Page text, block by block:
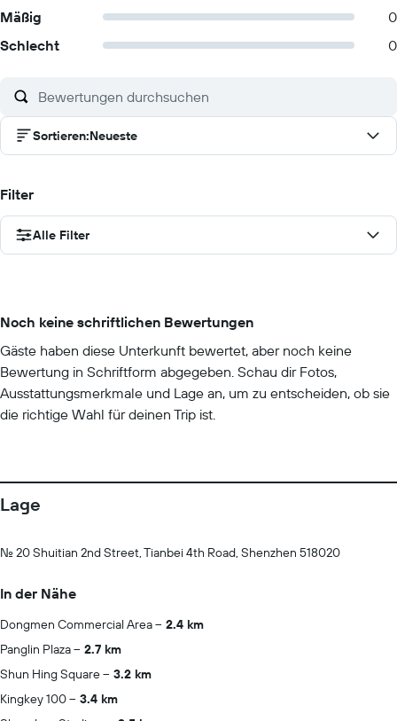
Mäßig
0
Schlecht
0
Sortieren:Neueste
Filter
Alle Filter
Noch keine schriftlichen Bewertungen
Gäste haben diese Unterkunft bewertet, aber noch keine
Bewertung in Schriftform abgegeben. Schau dir Fotos,
Ausstattungsmerkmale und Lage an, um zu entscheiden, ob sie
die richtige Wahl für deinen Trip ist.
Lage
No. 20 Shuitian 2nd Street, Tianbei 4th Road, Shenzhen 518020
In der Nähe
Dongmen Commercial Area
2.4 km
Panglin Plaza
2.7 km
Shun Hing Square
3.2 km
Kingkey 100
3.4 km